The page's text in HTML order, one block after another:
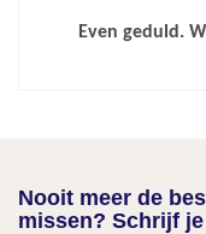
Even geduld.
Nooit meer de
missen? Schrijf